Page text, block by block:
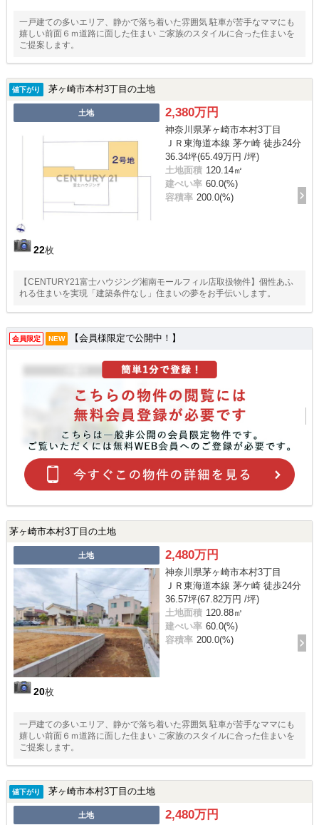
一戸建ての多いエリア、静かで落ち着いた雰囲気 駐車が苦手なママにも
嬉しい前面６ｍ道路に面した住まい ご家族のスタイルに合った住まいを
ご提案します。
値下がり 茅ヶ崎市本村3丁目の土地
土地
22枚
2,380万円
神奈川県茅ヶ崎市本村3丁目
ＪＲ東海道本線 茅ケ崎 徒歩24分
36.34坪(65.49万円 /坪)
土地面積 120.14㎡
建ぺい率 60.0(%)
容積率 200.0(%)
【CENTURY21富士ハウジング湘南モールフィル店取扱物件】個性あふ
れる住まいを実現「建築条件なし」住まいの夢をお手伝いします。
会員限定 NEW 【会員様限定で公開中！】
茅ヶ崎市本村3丁目の土地
土地
20枚
2,480万円
神奈川県茅ヶ崎市本村3丁目
ＪＲ東海道本線 茅ケ崎 徒歩24分
36.57坪(67.82万円 /坪)
土地面積 120.88㎡
建ぺい率 60.0(%)
容積率 200.0(%)
一戸建ての多いエリア、静かで落ち着いた雰囲気 駐車が苦手なママにも
嬉しい前面６ｍ道路に面した住まい ご家族のスタイルに合った住まいを
ご提案します。
値下がり 茅ヶ崎市本村3丁目の土地
土地 2,480万円